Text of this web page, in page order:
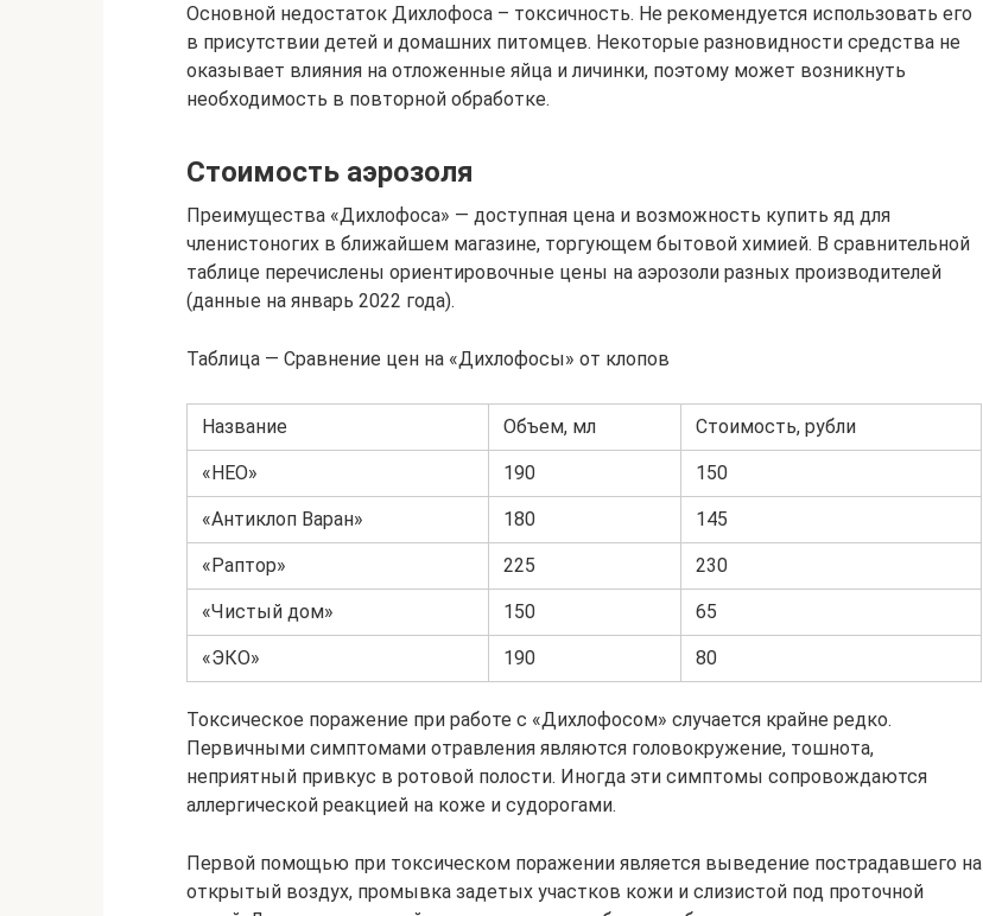
Основной недостаток Дихлофоса – токсичность. Не рекомендуется использовать его
в присутствии детей и домашних питомцев. Некоторые разновидности средства не
оказывает влияния на отложенные яйца и личинки, поэтому может возникнуть
необходимость в повторной обработке.
Стоимость аэрозоля
Преимущества «Дихлофоса» — доступная цена и возможность купить яд для
членистоногих в ближайшем магазине, торгующем бытовой химией. В сравнительной
таблице перечислены ориентировочные цены на аэрозоли разных производителей
(данные на январь 2022 года).
Таблица — Сравнение цен на «Дихлофосы» от клопов
Название Объем, мл Стоимость, рубли
«НЕО» 190 150
«Антиклоп Варан» 180 145
«Раптор» 225 230
«Чистый дом» 150 65
«ЭКО» 190 80
Токсическое поражение при работе с «Дихлофосом» случается крайне редко.
Первичными симптомами отравления являются головокружение, тошнота,
неприятный привкус в ротовой полости. Иногда эти симптомы сопровождаются
аллергической реакцией на коже и судорогами.
Первой помощью при токсическом поражении является выведение пострадавшего на
открытый воздух, промывка задетых участков кожи и слизистой под проточной